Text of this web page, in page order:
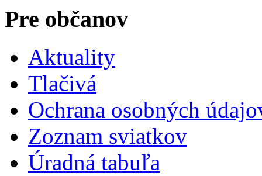
Pre občanov
Aktuality
Tlačivá
Ochrana osobných
Zoznam sviatkov
Úradná tabuľa